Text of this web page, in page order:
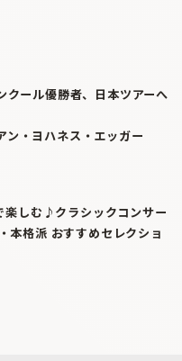
クール優勝者、日本ツアーへ
ン・ヨハネス・エッガー
楽しむ♪クラシックコンサー
本格派 おすすめセレクショ